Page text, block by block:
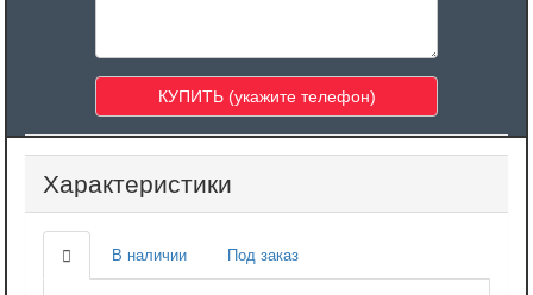
Характеристики
В наличии Под заказ